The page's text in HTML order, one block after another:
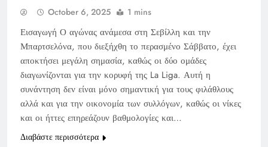
October 6, 2025 1 mins
Εισαγωγή Ο αγώνας ανάμεσα στη Σεβίλλη και την
Μπαρτσελόνα, που διεξήχθη το περασμένο Σάββατο, έχει
αποκτήσει μεγάλη σημασία, καθώς οι δύο ομάδες
διαγωνίζονται για την κορυφή της La Liga. Αυτή η
συνάντηση δεν είναι μόνο σημαντική για τους φιλάθλους
αλλά και για την οικονομία των συλλόγων, καθώς οι νίκες
και οι ήττες επηρεάζουν βαθμολογίες και…
Διαβάστε περισσότερα